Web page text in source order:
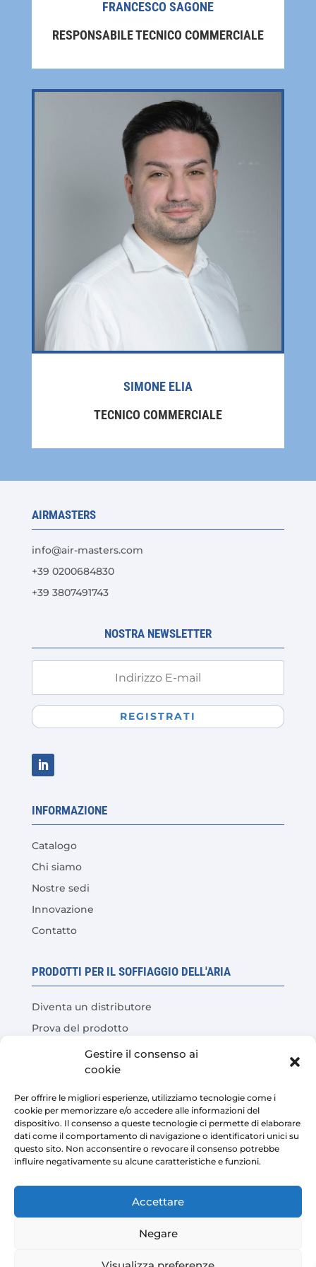
Gestire il consenso ai
cookie
Per offrire le migliori esperienze, utilizziamo tecnologie come i
cookie per memorizzare e/o accedere alle informazioni del
dispositivo. Il consenso a queste tecnologie ci permette di elaborare
dati come il comportamento di navigazione o identificatori unici su
questo sito. Non acconsentire o revocare il consenso potrebbe
influire negativamente su alcune caratteristiche e funzioni.
Accettare
Negare
FRANCESCO SAGONE
RESPONSABILE TECNICO COMMERCIALE
SIMONE ELIA
TECNICO COMMERCIALE
AIRMASTERS
info@air-masters.com
+39 0200684830
+39 3807491743
NOSTRA NEWSLETTER
REGISTRATI
INFORMAZIONE
Catalogo
Chi siamo
Nostre sedi
Innovazione
Contatto
PRODOTTI PER IL SOFFIAGGIO DELL'ARIA
Diventa un distributore
Prova del prodotto
Domande frequenti
Calcolatore del risparmio sui costi
LEGALE
Avviso legale
Politica sulla riservatezza
Condizioni di vendita della piattaforma